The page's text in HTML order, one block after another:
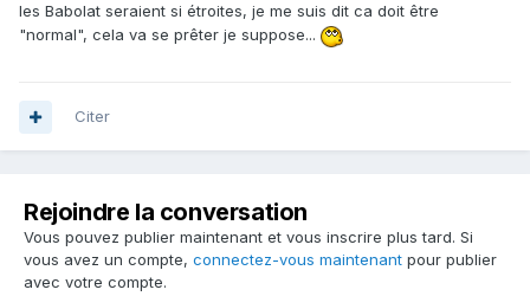
les Babolat seraient si étroites, je me suis dit ca doit être
"normal", cela va se prêter je suppose...
Citer
Rejoindre la conversation
Vous pouvez publier maintenant et vous inscrire plus tard. Si
vous avez un compte, connectez-vous maintenant pour publier
avec votre compte.